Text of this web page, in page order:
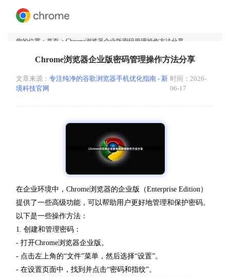
您的位置： 首页 > Chrome浏览器企业版密码管理操作方法分享
Chrome浏览器企业版密码管理操作方法分享
文章来源： 专注纯净的谷歌浏览器手机优化指南 - 新
境科技官网
时间：2026-
06-17
在企业环境中，Chrome浏览器的企业版（Enterprise Edition）
提供了一些高级功能，可以帮助用户更好地管理和保护密码。
以下是一些操作方法：
1. 创建和管理密码：
- 打开Chrome浏览器企业版。
- 点击左上角的“文件”菜单，然后选择“设置”。
- 在设置页面中，找到并点击“密码和指纹”。